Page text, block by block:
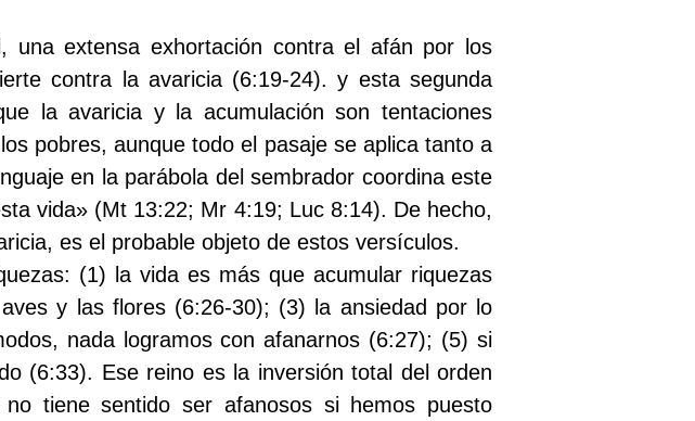
una extensa exhortación contra el afán por los
contra la avaricia (6:19-24). y esta segunda
la avaricia y la acumulación son tentaciones
pobres, aunque todo el pasaje se aplica tanto a
en la parábola del sembrador coordina este
vida» (Mt 13:22; Mr 4:19; Luc 8:14). De hecho,
es el probable objeto de estos versículos.
(1) la vida es más que acumular riquezas
y las flores (6:26-30); (3) la ansiedad por lo
nada logramos con afanarnos (6:27); (5) si
(6:33). Ese reino es la inversión total del orden
tiene sentido ser afanosos si hemos puesto